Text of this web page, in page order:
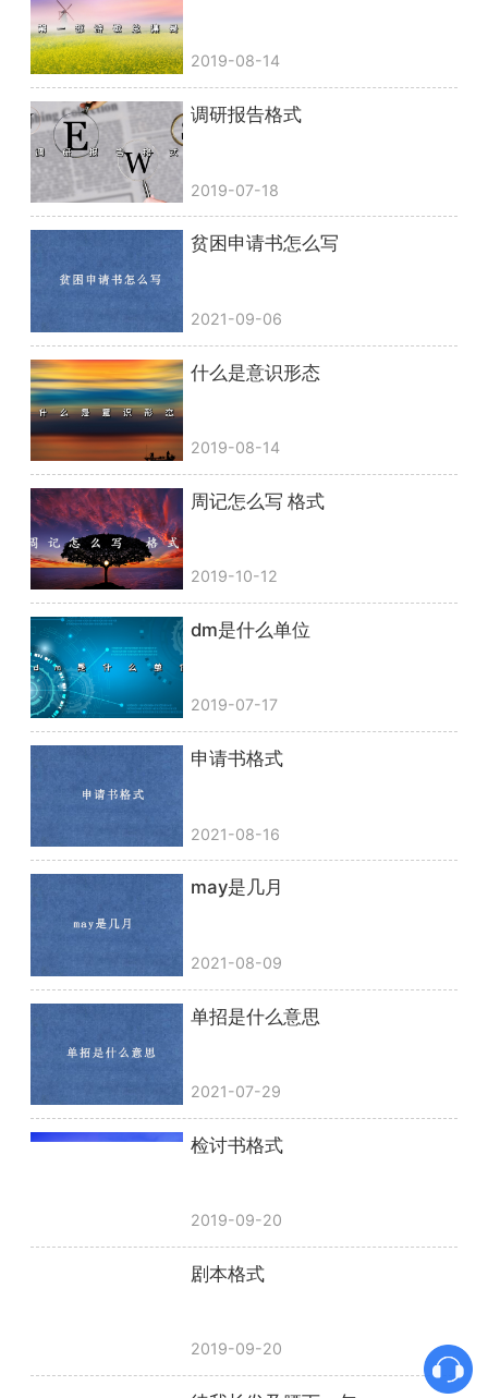
2019-08-14
调研报告格式
2019-07-18
贫困申请书怎么写
2021-09-06
什么是意识形态
2019-08-14
周记怎么写 格式
2019-10-12
dm是什么单位
2019-07-17
申请书格式
2021-08-16
may是几月
2021-08-09
单招是什么意思
2021-07-29
检讨书格式
2019-09-20
剧本格式
2019-09-20